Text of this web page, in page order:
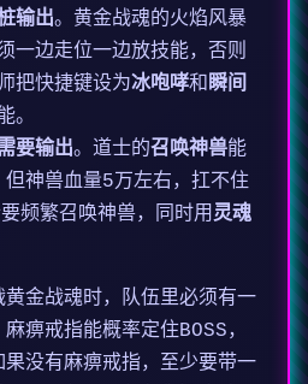
输出。黄金战魂的火焰风暴
一边走位一边放技能，否则
把快捷键设为冰咆哮和瞬间
。
要输出。道士的召唤神兽能
但神兽血量5万左右，扛不住
频繁召唤神兽，同时用灵魂
金战魂时，队伍里必须有一
痹戒指能概率定住BOSS，
没有麻痹戒指，至少要带一